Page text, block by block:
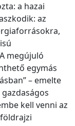
a hazai
az
megújuló
egymás
– emelte
kell venni az